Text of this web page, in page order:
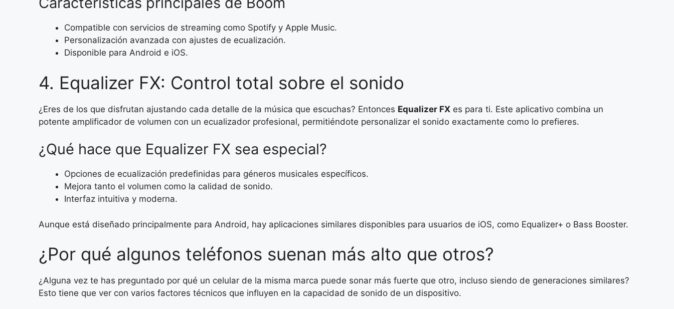
Compatible con servicios de streaming como Spotify y Apple Music.
Personalización avanzada con ajustes de ecualización.
Disponible para Android e iOS.
4. Equalizer FX: Control total sobre el sonido
¿Eres de los que disfrutan ajustando cada detalle de la música que escuchas? Entonces Equalizer FX es para ti. Este aplicativo combina un
potente amplificador de volumen con un ecualizador profesional, permitiéndote personalizar el sonido exactamente como lo prefieres.
¿Qué hace que Equalizer FX sea especial?
Opciones de ecualización predefinidas para géneros musicales específicos.
Mejora tanto el volumen como la calidad de sonido.
Interfaz intuitiva y moderna.
Aunque está diseñado principalmente para Android, hay aplicaciones similares disponibles para usuarios de iOS, como Equalizer+ o Bass Booster.
¿Por qué algunos teléfonos suenan más alto que otros?
¿Alguna vez te has preguntado por qué un celular de la misma marca puede sonar más fuerte que otro, incluso siendo de generaciones similares?
Esto tiene que ver con varios factores técnicos que influyen en la capacidad de sonido de un dispositivo.